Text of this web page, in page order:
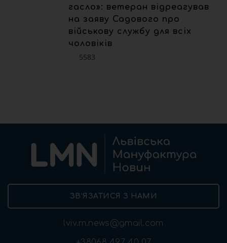
гасло»: ветеран відреагував
на заяву Садового про
військову службу для всіх
чоловіків
5583
ЗВ’ЯЗАТИСЯ З НАМИ
lviv.m.news@gmail.com